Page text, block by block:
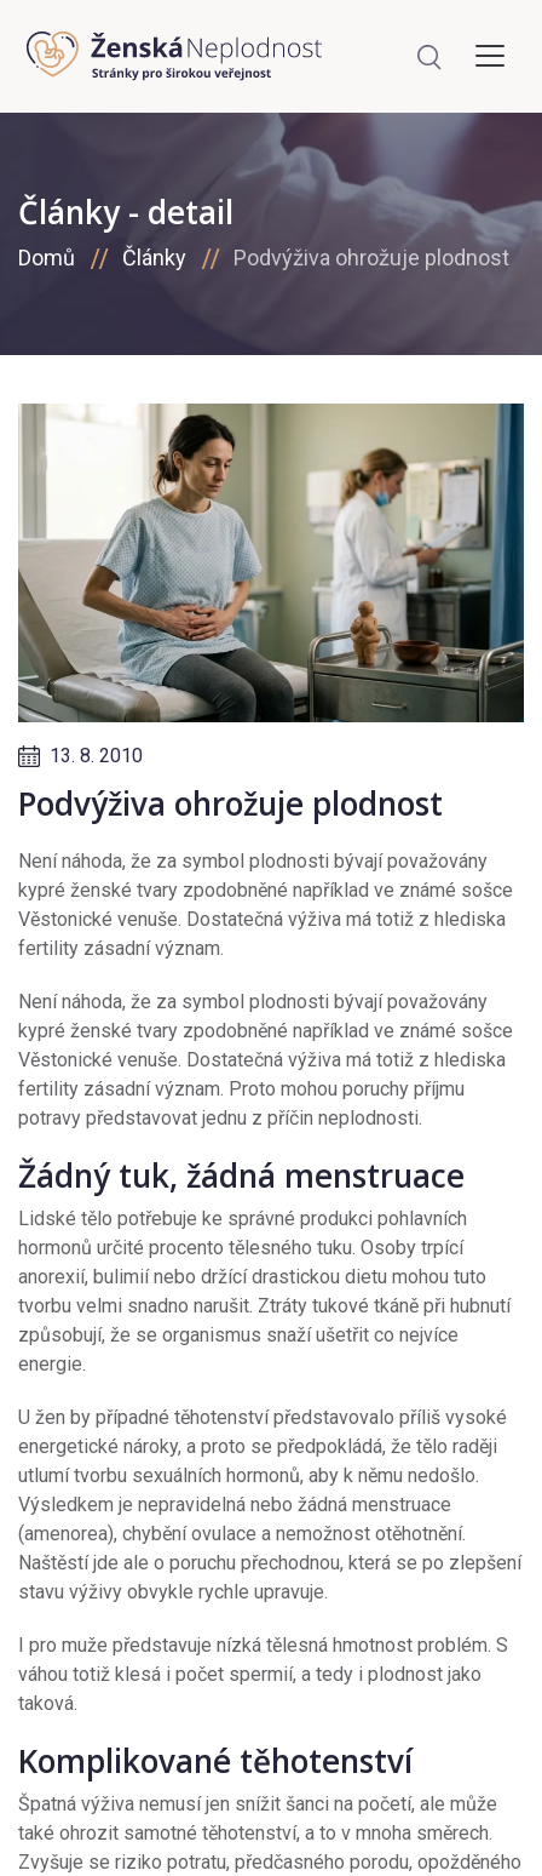
Články - detail
Domů Články Podvýživa ohrožuje plodnost
13. 8. 2010
Podvýživa ohrožuje plodnost
Není náhoda, že za symbol plodnosti bývají považovány
kypré ženské tvary zpodobněné například ve známé sošce
Věstonické venuše. Dostatečná výživa má totiž z hlediska
fertility zásadní význam.
Není náhoda, že za symbol plodnosti bývají považovány
kypré ženské tvary zpodobněné například ve známé sošce
Věstonické venuše. Dostatečná výživa má totiž z hlediska
fertility zásadní význam. Proto mohou poruchy příjmu
potravy představovat jednu z příčin neplodnosti.
Žádný tuk, žádná menstruace
Lidské tělo potřebuje ke správné produkci pohlavních
hormonů určité procento tělesného tuku. Osoby trpící
anorexií, bulimií nebo držící drastickou dietu mohou tuto
tvorbu velmi snadno narušit. Ztráty tukové tkáně při hubnutí
způsobují, že se organismus snaží ušetřit co nejvíce
energie.
U žen by případné těhotenství představovalo příliš vysoké
energetické nároky, a proto se předpokládá, že tělo raději
utlumí tvorbu sexuálních hormonů, aby k němu nedošlo.
Výsledkem je nepravidelná nebo žádná menstruace
(amenorea), chybění ovulace a nemožnost otěhotnění.
Naštěstí jde ale o poruchu přechodnou, která se po zlepšení
stavu výživy obvykle rychle upravuje.
I pro muže představuje nízká tělesná hmotnost problém. S
váhou totiž klesá i počet spermií, a tedy i plodnost jako
taková.
Komplikované těhotenství
Špatná výživa nemusí jen snížit šanci na početí, ale může
také ohrozit samotné těhotenství, a to v mnoha směrech.
Zvyšuje se riziko potratu, předčasného porodu, opožděného